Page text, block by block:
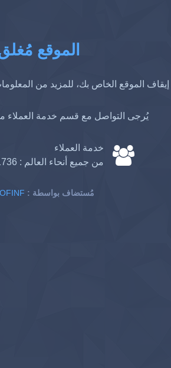
الموقع
إيقاف الموقع الخاص بك، للمزيد من
يُرجى التواصل مع قسم خدمة العملاء
خدمة العملاء
من جميع أنحاء العالم :
: مُستضاف بواسطة